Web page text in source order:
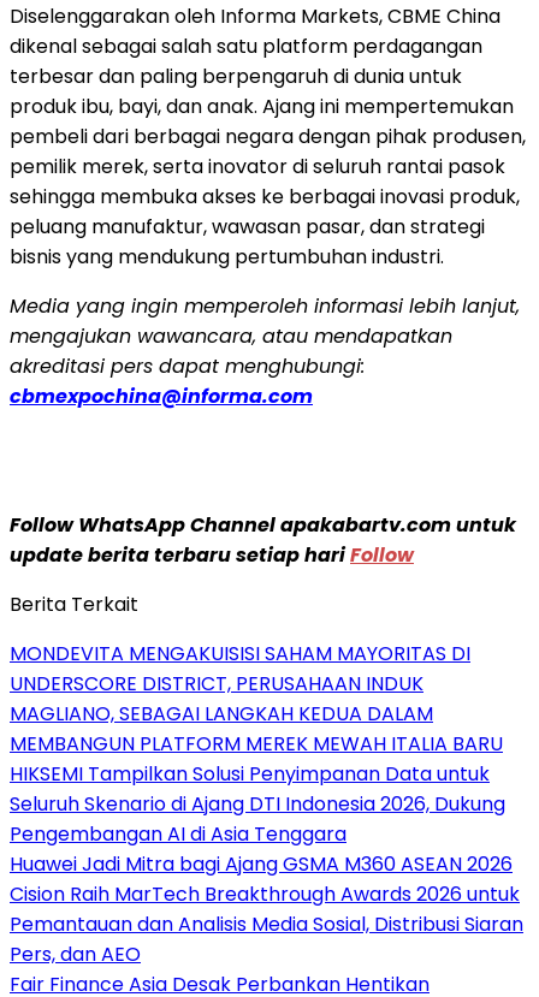
Diselenggarakan oleh Informa Markets, CBME China
dikenal sebagai salah satu platform perdagangan
terbesar dan paling berpengaruh di dunia untuk
produk ibu, bayi, dan anak. Ajang ini mempertemukan
pembeli dari berbagai negara dengan pihak produsen,
pemilik merek, serta inovator di seluruh rantai pasok
sehingga membuka akses ke berbagai inovasi produk,
peluang manufaktur, wawasan pasar, dan strategi
bisnis yang mendukung pertumbuhan industri.
Media yang ingin memperoleh informasi lebih lanjut,
mengajukan wawancara, atau mendapatkan
akreditasi pers dapat menghubungi:
cbmexpochina@informa.com
Follow WhatsApp Channel apakabartv.com untuk
update berita terbaru setiap hariFollow
Berita Terkait
MONDEVITA MENGAKUISISI SAHAM MAYORITAS DI
UNDERSCORE DISTRICT, PERUSAHAAN INDUK
MAGLIANO, SEBAGAI LANGKAH KEDUA DALAM
MEMBANGUN PLATFORM MEREK MEWAH ITALIA BARU
HIKSEMI Tampilkan Solusi Penyimpanan Data untuk
Seluruh Skenario di Ajang DTI Indonesia 2026, Dukung
Pengembangan AI di Asia Tenggara
Huawei Jadi Mitra bagi Ajang GSMA M360 ASEAN 2026
Cision Raih MarTech Breakthrough Awards 2026 untuk
Pemantauan dan Analisis Media Sosial, Distribusi Siaran
Pers, dan AEO
Fair Finance Asia Desak Perbankan Hentikan